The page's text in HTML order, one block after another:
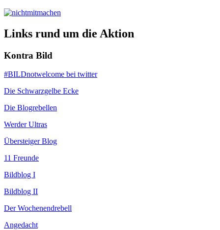
Links rund um die Aktion
Kontra Bild
#BILDnotwelcome bei twitter
Die Schwarzgelbe Ecke
Die Blogrebellen
Werder Ultras
Übersteiger Blog
11 Freunde
Bildblog I
Bildblog II
Der Wochenendrebell
Angedacht